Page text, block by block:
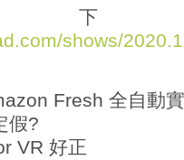
shows/
Fresh 全自動
假?
VR 好正